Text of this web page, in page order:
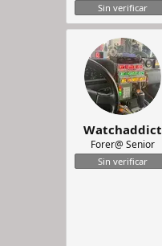
Sin verificar
Watchaddict
Forer@ Senior
Sin verificar